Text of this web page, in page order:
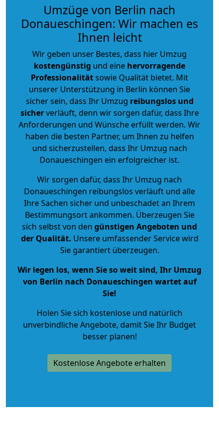
Umzüge von Berlin nach
Donaueschingen: Wir machen es
Ihnen leicht
Wir geben unser Bestes, dass hier Umzug
kostengünstig und eine hervorragende
Professionalitätsowie Qualität bietet. Mit
unserer Unterstützung in Berlin können Sie
sicher sein, dass Ihr Umzug reibungslos und
sicherverläuft, denn wir sorgen dafür, dass Ihre
Anforderungen und Wünsche erfüllt werden. Wir
haben die besten Partner, um Ihnen zu helfen
und sicherzustellen, dass Ihr Umzug nach
Donaueschingen ein erfolgreicher ist.
Wir sorgen dafür, dass Ihr Umzug nach
Donaueschingen reibungslos verläuft und alle
Ihre Sachen sicher und unbeschadet an Ihrem
Bestimmungsort ankommen. Überzeugen Sie
sich selbst von den günstigen Angeboten und
der Qualität. Unsere umfassender Service wird
Sie garantiert überzeugen.
Wir legen los, wenn Sie so weit sind, Ihr Umzug
von Berlin nach Donaueschingen wartet auf
Sie!
Holen Sie sich kostenlose und natürlich
unverbindliche Angebote, damit Sie Ihr Budget
besser planen!
Kostenlose Angebote erhalten